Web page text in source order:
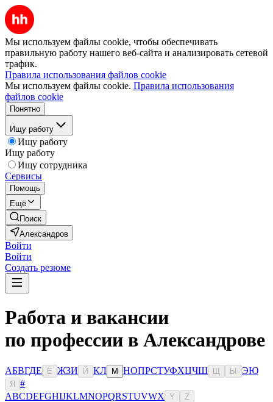
Мы используем файлы cookie, чтобы обеспечивать
правильную работу нашего веб-сайта и анализировать сетевой
трафик.
Правила использования файлов cookie
Мы используем файлы cookie. Правила использования
файлов cookie
Понятно
Ищу работу
Ищу работу
Ищу работу
Ищу сотрудника
Сервисы
Помощь
Ещё
Поиск
Александров
Войти
Войти
Создать резюме
Работа и вакансии
по профессии в Александрове
АБВГДЕ Ё ЖЗИ Й КЛ М НОПРСТУФХЦЧШ Ы ЭЮ
Я
#
ABCDEFGHIJKLMNOPQRSTUVWX Y Z